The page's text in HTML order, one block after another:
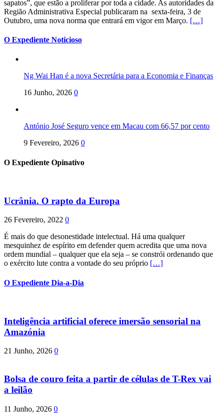
sapatos”, que estão a proliferar por toda a cidade. As autoridades da
Região Administrativa Especial publicaram na sexta-feira, 3 de
Outubro, uma nova norma que entrará em vigor em Março. […]
O Expediente Noticioso
Ng Wai Han é a nova Secretária para a Economia e Finanças
16 Junho, 2026 0
António José Seguro vence em Macau com 66,57 por cento
9 Fevereiro, 2026 0
O Expediente Opinativo
Ucrânia. O rapto da Europa
26 Fevereiro, 2022 0
É mais do que desonestidade intelectual. Há uma qualquer
mesquinhez de espírito em defender quem acredita que uma nova
ordem mundial – qualquer que ela seja – se constrói ordenando que
o exército lute contra a vontade do seu próprio […]
O Expediente Dia-a-Dia
Inteligência artificial oferece imersão sensorial na
Amazónia
21 Junho, 2026 0
Bolsa de couro feita a partir de células de T-Rex vai
a leilão
11 Junho, 2026 0